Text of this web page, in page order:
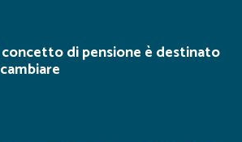
di pensione è destinato